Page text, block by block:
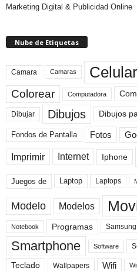
Marketing Digital & Publicidad Online
Nube de Etiquetas
Camara Camaras Celular
Colorear Computadora
Dibujar Dibujos Dibujos
Fondos de Pantalla Fotos
Imprimir Internet Iphone
Juegos de Laptop Laptops
Modelo Modelos
Notebook Programas Samsung
Smartphone Software
Teclado Wallpapers Wifi